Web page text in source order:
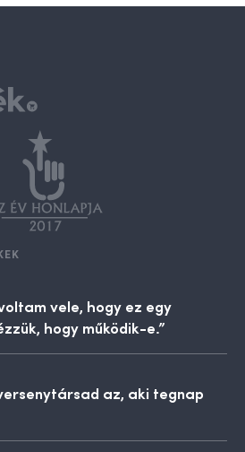
vele, hogy ez egy
hogy működik-e.”
az, aki tegnap